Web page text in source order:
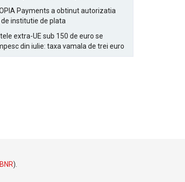
Payments a obtinut autorizatia
de institutie de plata
extra-UE sub 150 de euro se
din iulie: taxa vamala de trei euro
adaugata la taxa logistica
BNR).